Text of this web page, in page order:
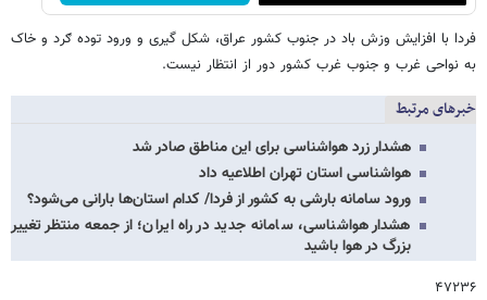
فردا با افزایش وزش باد در جنوب کشور عراق، شکل گیری و ورود توده ګرد و خاک
به نواحی غرب و جنوب غرب کشور دور از انتظار نیست.
خبرهای مرتبط
هشدار زرد هواشناسی برای این مناطق صادر شد
هواشناسی استان تهران اطلاعیه داد
ورود سامانه بارشی به کشور از فردا/ کدام استان‌ها بارانی می‌شود؟
هشدار هواشناسی، سامانه جدید در راه ایران؛ از جمعه منتظر تغییر
بزرگ در هوا باشید
۴۷۲۳۶